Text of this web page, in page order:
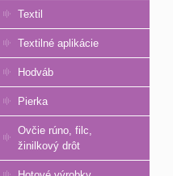
Textil
Textilné aplikácie
Hodváb
Pierka
Ovčie rúno, filc,
žinilkový drôt